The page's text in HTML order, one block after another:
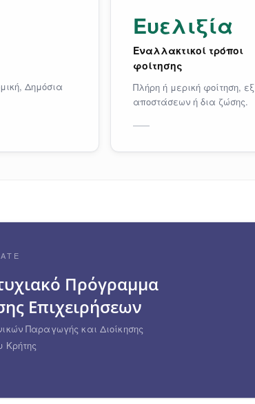
Δημόσια
Ευελιξία
Εναλλακτικοί τρόποι
φοίτησης
Πλήρη ή μερική φοίτηση, εξ
αποστάσεων ή δια ζώσης.
Πρόγραμμα
Επιχειρήσεων
Παραγωγής και Διοίκησης
Κρήτης